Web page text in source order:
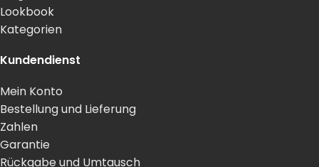
Lookbook
Kategorien
Kundendienst
Mein Konto
Bestellung und Lieferung
Zahlen
Garantie
Rückgabe und Umtausch